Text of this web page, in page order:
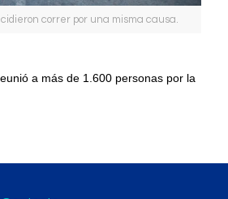
correr por una misma causa.
a más de 1.600 personas por la